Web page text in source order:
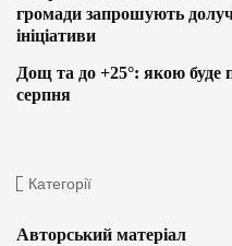
громади запрошують
ініціативи
Дощ та до +25°: якою буде
серпня
Категорії
Авторський матеріал